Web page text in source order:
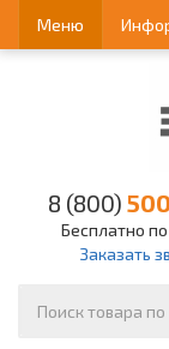
Меню
8 (800)
Бесплатно
Заказать